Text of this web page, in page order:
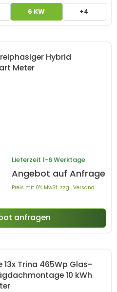
6 KW +4
Hybrid
Meter
Lieferzeit 1-6 Werktage
Angebot auf Anfrage
Preis mit 0% MwSt. zzgl. Versand
anfragen
13x Trina 465Wp Glas-
10 kWh